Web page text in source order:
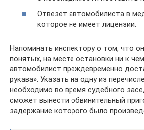
Отвезёт автомобилиста в
которое не имеет лицензии.
Напоминать инспектору о том, что
понятых, на месте остановки ни к
автомобилист преждевременно
рукава». Указать на одну из
необходимо во время судебного
сможет вынести обвинительный
задержание которого было